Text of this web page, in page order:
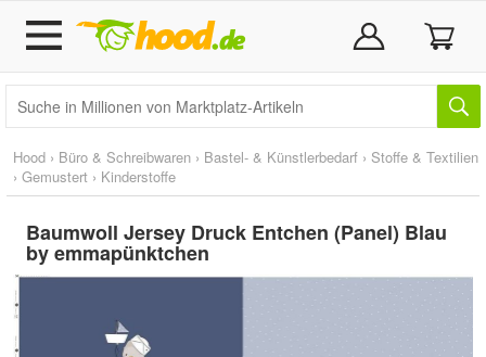
Hood › Büro & Schreibwaren › Bastel- & Künstlerbedarf › Stoffe & Textilien
› Gemustert › Kinderstoffe
Baumwoll Jersey Druck Entchen (Panel) Blau
by emmapünktchen